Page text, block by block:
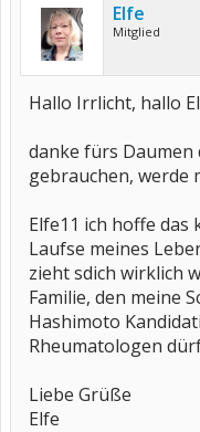
Elfe
Mitglied
Hallo Irrlicht, hallo
danke fürs
gebrauchen, werde
Elfe11 ich hoffe
Laufse meines
zieht sdich wirklich
Familie, den meine
Hashimoto
Rheumatologen
Liebe Grüße
Elfe